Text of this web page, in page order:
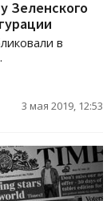
Зеленского
в
3 мая 2019, 12:53